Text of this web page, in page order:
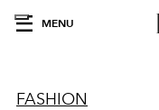
MENU
FASHION